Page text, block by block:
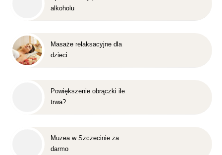
alkoholu
Masaże relaksacyjne dla
dzieci
Powiększenie obrączki ile
trwa?
Muzea w Szczecinie za
darmo